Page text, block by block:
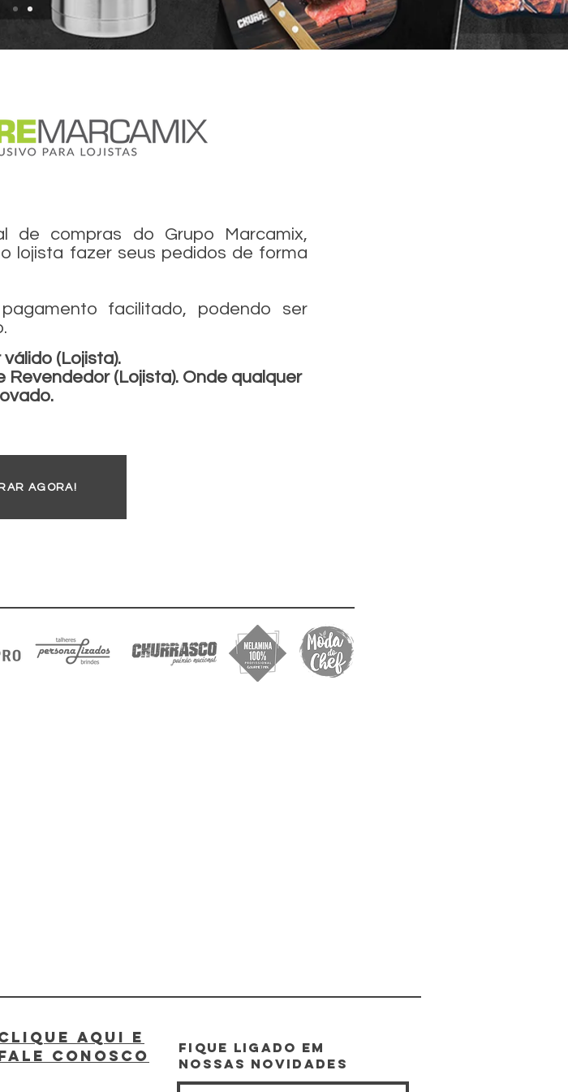
de compras do Grupo Marcamix,
lojista fazer seus pedidos de forma
facilitado, podendo ser
(Lojista).
Revendedor (Lojista). Onde qualquer
AGORA!
aqui e
CONOSCO
Fique ligado EM
NOSSAS NOVIDADES